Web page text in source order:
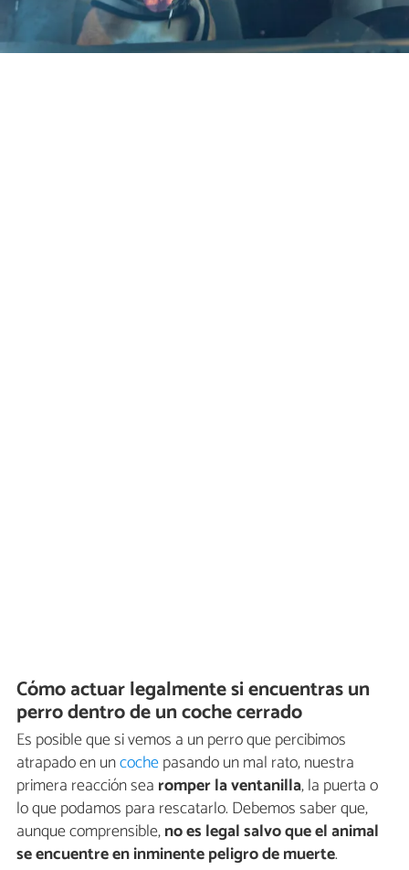
Cómo actuar legalmente si encuentras un
perro dentro de un coche cerrado
Es posible que si vemos a un perro que percibimos
atrapado en uncochepasando un mal rato, nuestra
primera reacción sea romper la ventanilla, la puerta o
lo que podamos para rescatarlo. Debemos saber que,
aunque comprensible,no es legal salvo que el animal
se encuentre en inminente peligro de muerte.